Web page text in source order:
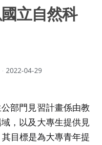
立自然科
2022-04-29
部門見習計畫係由教
，以及大專生提供見
目標是為大專青年提